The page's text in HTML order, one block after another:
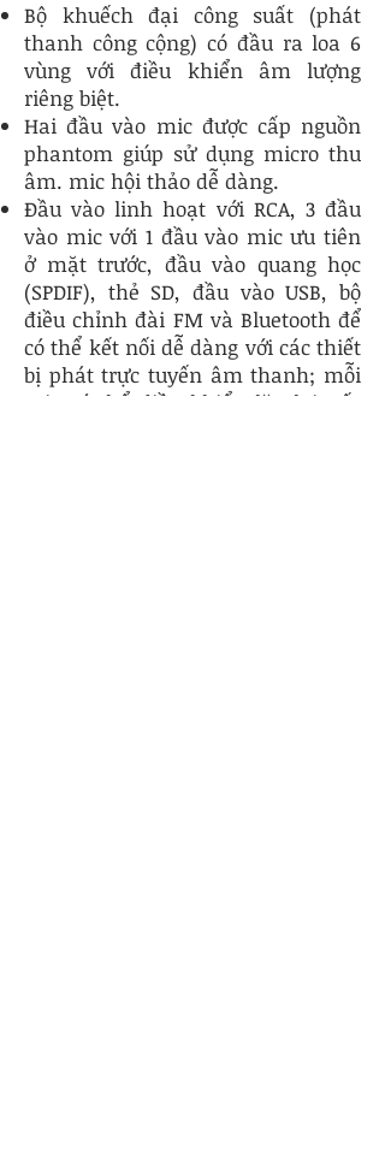
Bộ khuếch đại công suất (phát
thanh công cộng) có đầu ra loa 6
vùng với điều khiển âm lượng
riêng biệt.
Hai đầu vào mic được cấp nguồn
phantom giúp sử dụng micro thu
âm. mic hội thảo dễ dàng.
Đầu vào linh hoạt với RCA, 3 đầu
vào mic với 1 đầu vào mic ưu tiên
ở mặt trước, đầu vào quang học
(SPDIF), thẻ SD, đầu vào USB, bộ
điều chỉnh đài FM và Bluetooth để
có thể kết nối dễ dàng với các thiết
bị phát trực tuyến âm thanh; mỗi
mic có thể điều khiển lặp lại, tốc